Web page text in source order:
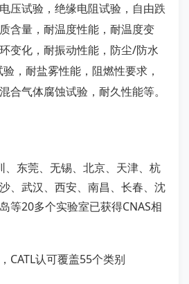
压试验，绝缘电阻试验，自由跌
含量，耐温度性能，耐温度变
变化，耐振动性能，防尘/防水
，耐盐雾性能，阻燃性要求，
合气体腐蚀试验，耐久性能等。
、东莞、无锡、北京、天津、杭
、武汉、西安、南昌、长春、沈
等20多个实验室已获得CNAS相
CATL认可覆盖55个类别